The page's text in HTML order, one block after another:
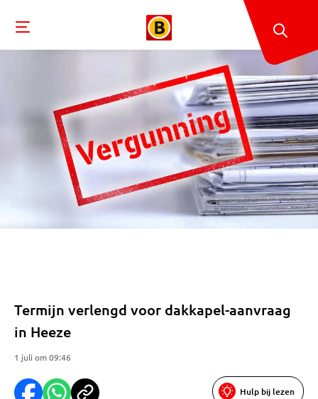
Termijn verlengd voor dakkapel-aanvraag
in Heeze
1 juli om 09:46
Hulp bij lezen